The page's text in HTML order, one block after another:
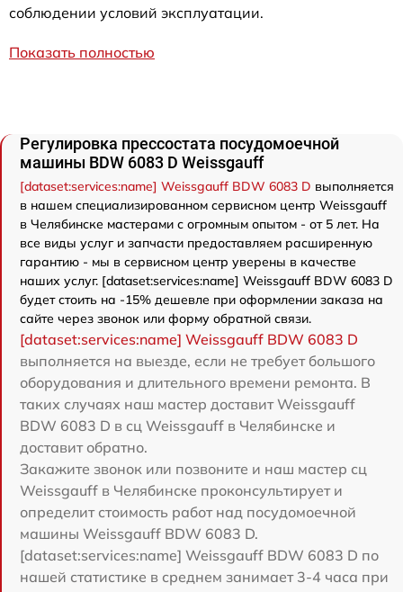
соблюдении условий эксплуатации.
Показать полностью
Регулировка прессостата посудомоечной
машины BDW 6083 D Weissgauff
[dataset:services:name] Weissgauff BDW 6083 D выполняется
в нашем специализированном сервисном центр Weissgauff
в Челябинске мастерами с огромным опытом - от 5 лет. На
все виды услуг и запчасти предоставляем расширенную
гарантию - мы в сервисном центр уверены в качестве
наших услуг. [dataset:services:name] Weissgauff BDW 6083 D
будет стоить на -15% дешевле при оформлении заказа на
сайте через звонок или форму обратной связи.
[dataset:services:name] Weissgauff BDW 6083 D
выполняется на выезде, если не требует большого
оборудования и длительного времени ремонта. В
таких случаях наш мастер доставит Weissgauff
BDW 6083 D в сц Weissgauff в Челябинске и
доставит обратно.
Закажите звонок или позвоните и наш мастер сц
Weissgauff в Челябинске проконсультирует и
определит стоимость работ над посудомоечной
машины Weissgauff BDW 6083 D.
[dataset:services:name] Weissgauff BDW 6083 D по
нашей статистике в среднем занимает 3-4 часа при